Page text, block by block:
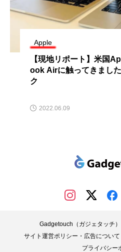
Apple
【現地リポート】米国
ook Airに触ってきまし
ク
2022.06.09
Gadgetouch（ガジェタッチ
サイト運営ポリシー・広告について
プライバシー